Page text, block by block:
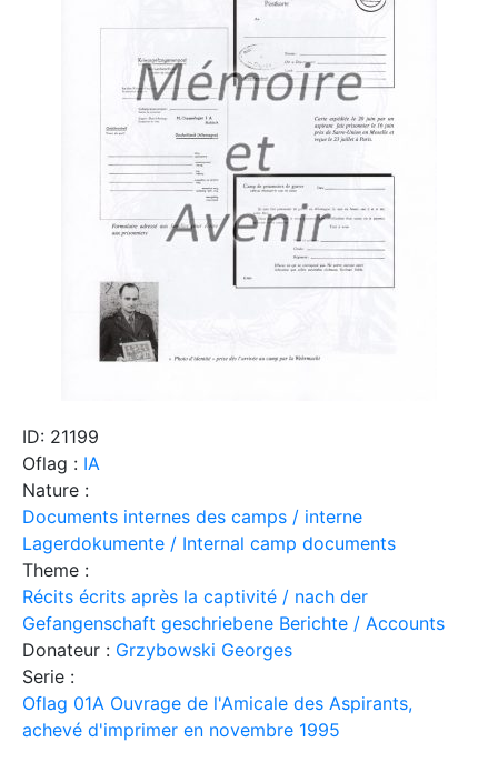
ID: 21199
Oflag : IA
Nature :
Documents internes des camps / interne
Lagerdokumente / Internal camp documents
Theme :
Récits écrits après la captivité / nach der
Gefangenschaft geschriebene Berichte / Accounts
Donateur : Grzybowski Georges
Serie :
Oflag 01A Ouvrage de l'Amicale des Aspirants,
achevé d'imprimer en novembre 1995